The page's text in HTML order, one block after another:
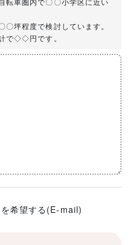
坪程度で検討しています。
で◇◇円です。
希望する(E-mail)